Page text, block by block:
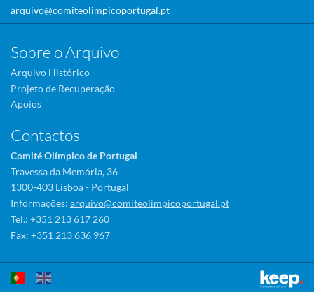
arquivo@comiteolimpicoportugal.pt
Sobre o Arquivo
Arquivo Histórico
Projeto de Recuperação
Apoios
Contactos
Comité Olímpico de Portugal
Travessa da Memória, 36
1300-403 Lisboa - Portugal
Informações: arquivo@comiteolimpicoportugal.pt
Tel.: +351 213 617 260
Fax: +351 213 636 967